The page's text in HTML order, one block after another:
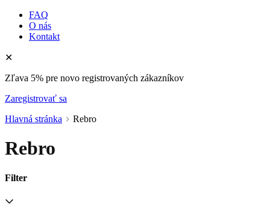
FAQ
O nás
Kontakt
✕
Zľava 5% pre novo registrovaných zákazníkov
Zaregistrovať sa
Hlavná stránka
Rebro
Rebro
Filter